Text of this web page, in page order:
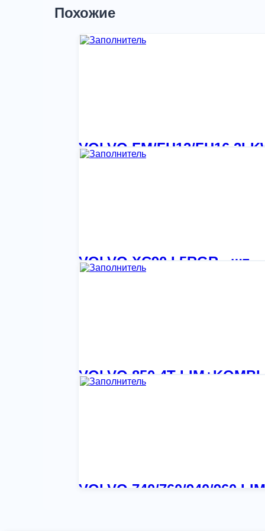
Похожие
VOLVO FM/FH12/FH16
VOLVO XC90 I 5RGR , шт
VOLVO 850 4T
VOLVO 740/760/940/960